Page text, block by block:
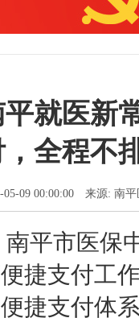
就医新
全程不
05-09 00:00:00 来源: 南
南平市医保
捷支付工
捷支付体